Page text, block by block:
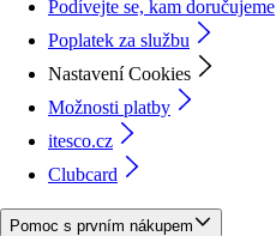
Podívejte se, kam doručujeme
Poplatek za službu
Nastavení Cookies
Možnosti platby
itesco.cz
Clubcard
Pomoc s prvním nákupem